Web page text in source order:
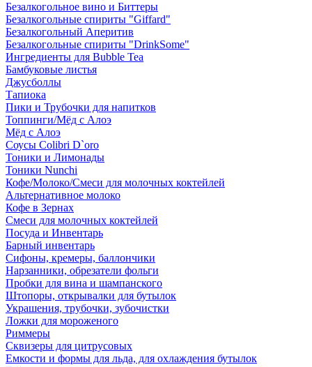
Безалкогольное вино и Биттеры
Безалкогольные спириты "Giffard"
Безалкогольный Аперитив
Безалкогольные спириты "DrinkSome"
Ингредиенты для Bubble Tea
Бамбуковые листья
Джусболлы
Тапиока
Пики и Трубочки для напитков
Топпинги/Мёд с Алоэ
Мёд с Алоэ
Соусы Colibri D`oro
Тоники и Лимонады
Тоники Nunchi
Кофе/Молоко/Смеси для молочных коктейлей
Альтернативное молоко
Кофе в Зернах
Смеси для молочных коктейлей
Посуда и Инвентарь
Барный инвентарь
Сифоны, кремеры, баллончики
Нарзанники, обрезатели фольги
Пробки для вина и шампанского
Штопоры, открывалки для бутылок
Украшения, трубочки, зубочистки
Ложки для мороженого
Риммеры
Сквизеры для цитрусовых
Емкости и формы для льда, для охлаждения бутылок